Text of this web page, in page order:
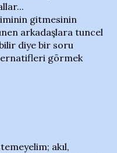
gitmesinin
arkadaşlara tuncel
diye bir soru
görmek
akıl,